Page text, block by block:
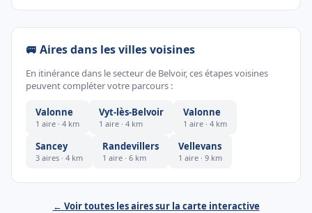
🚐 Aires dans les villes voisines
En itinérance dans le secteur de Belvoir, ces étapes voisines
peuvent compléter votre parcours :
Valonne
1 aire · 4 km
Vyt-lès-Belvoir
1 aire · 4 km
Valonne
1 aire · 4 km
Sancey
3 aires · 4 km
Randevillers
1 aire · 6 km
Vellevans
1 aire · 9 km
← Voir toutes les aires sur la carte interactive